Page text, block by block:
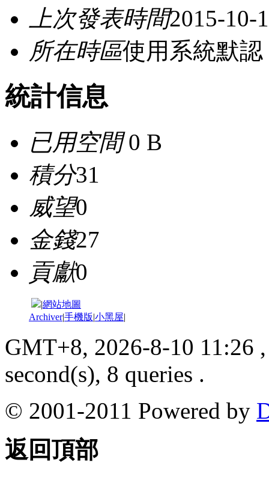
上次發表時間2015-10-
所在時區使用系統默認
統計信息
已用空間0 B
積分31
威望0
金錢27
貢獻0
|網站地圖
Archiver|手機版|小黑屋|
GMT+8, 2026-8-10 11:26
second(s), 8 queries .
© 2001-2011 Powered by
返回頂部